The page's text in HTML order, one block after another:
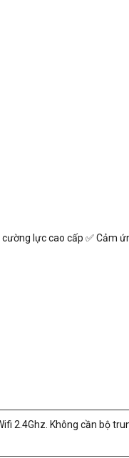
lực cao cấp ✅ Cảm
2.4Ghz. Không cần bộ